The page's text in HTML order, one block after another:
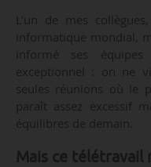
L’un de mes
informatique mondial,
informé ses
exceptionnel : on ne
seules réunions où le
paraît assez excessif
équilibres de demain.
Mais ce télétravail